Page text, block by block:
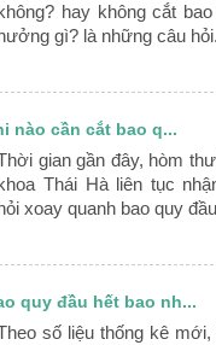
hay không cắt
gì? là những câu
nào cần cắt bao q...
gian gần đây, hòm
Thái Hà liên tục
xoay quanh bao quy
quy đầu hết bao nh...
số liệu thống kê